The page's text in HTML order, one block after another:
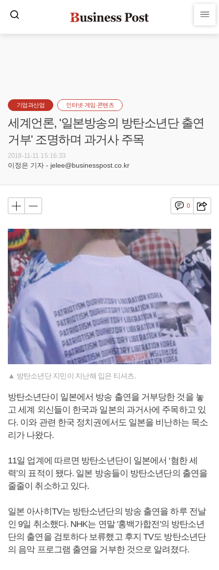
기업과산업 인터넷·게임·콘텐츠
세계언론, '일본방송의 방탄소년단 출연
거부' 조명하며 과거사 주목
2018-11-11 15:16:33
이정은 기자 - jelee@businesspost.co.kr
0
▲ 방탄소년단 지민이 지난해 입은 티셔츠.
방탄소년단이 일본에서 방송 출연을 거부당한 것을 놓
고 세계 외신들이 한국과 일본의 과거사에 주목하고 있
다. 이와 관련 한국 정치권에서도 일본을 비난하는 목소
리가 나왔다.
11일 업계에 따르면 방탄소년단이 일본에서 ‘혐한 세
력’의 표적이 됐다. 일본 방송들이 방탄소년단의 출연을
줄줄이 취소하고 있다.
일본 아사히TV는 방탄소년단의 방송 출연을 하루 전날
인 9일 취소했다. NHK는 연말 '홍백가합전'의 방탄소년
단의 출연을 검토하다 보류했고 후지 TV도 방탄소년단
의 음악 프로그램 출연을 거부한 것으로 알려졌다.